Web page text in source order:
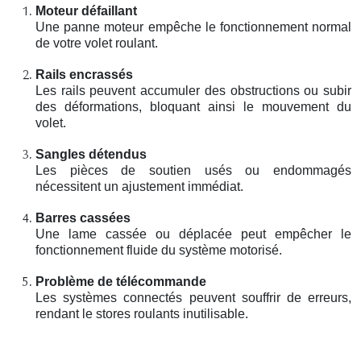
Moteur défaillant
Une panne moteur empêche le fonctionnement normal
de votre volet roulant.
Rails encrassés
Les rails peuvent accumuler des obstructions ou subir
des déformations, bloquant ainsi le mouvement du
volet.
Sangles détendus
Les pièces de soutien usés ou endommagés
nécessitent un ajustement immédiat.
Barres cassées
Une lame cassée ou déplacée peut empêcher le
fonctionnement fluide du système motorisé.
Problème de télécommande
Les systèmes connectés peuvent souffrir de erreurs,
rendant le stores roulants inutilisable.